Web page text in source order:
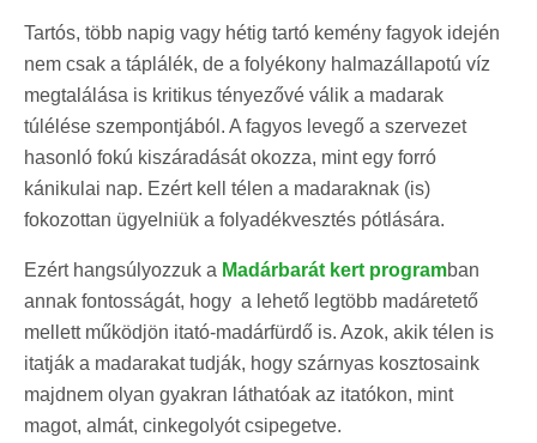
Tartós, több napig vagy hétig tartó kemény fagyok idején
nem csak a táplálék, de a folyékony halmazállapotú víz
megtalálása is kritikus tényezővé válik a madarak
túlélése szempontjából. A fagyos levegő a szervezet
hasonló fokú kiszáradását okozza, mint egy forró
kánikulai nap. Ezért kell télen a madaraknak (is)
fokozottan ügyelniük a folyadékvesztés pótlására.
Ezért hangsúlyozzuk a Madárbarát kert programban
annak fontosságát, hogy a lehető legtöbb madáretető
mellett működjön itató-madárfürdő is. Azok, akik télen is
itatják a madarakat tudják, hogy szárnyas kosztosaink
majdnem olyan gyakran láthatóak az itatókon, mint
magot, almát, cinkegolyót csipegetve.